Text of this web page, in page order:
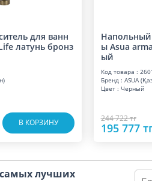
для ванн
латунь бронз
В КОРЗИНУ
Напольный
ы Asua
ый
Код товара :
Бренд : ASUA
Цвет : Черный
244 722 тг
195 777
самых лучших